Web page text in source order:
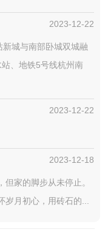
2023-12-22
城与南部卧城双城融
、地铁5号线杭州南
2023-12-22
2023-12-18
家的脚步从未停止。
月初心，用砖石的...